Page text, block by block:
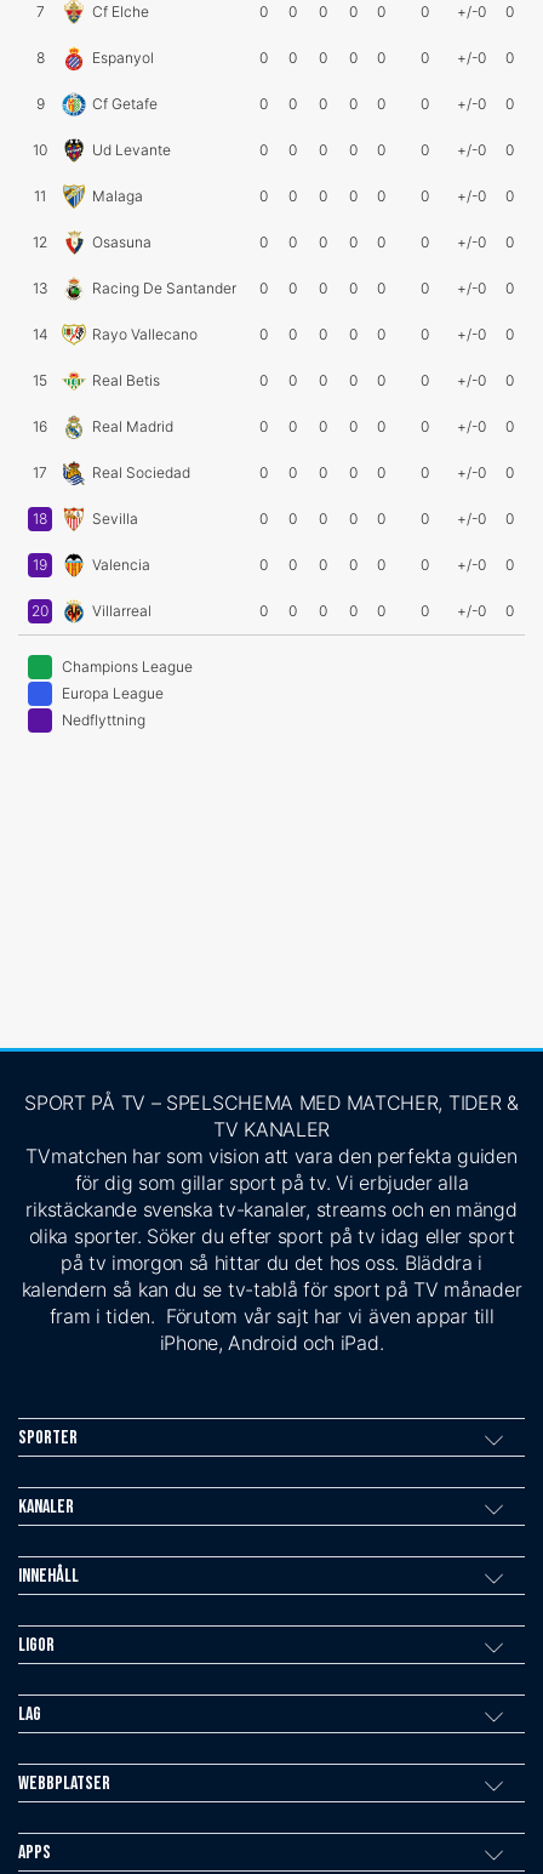
7 Cf Elche 0 0 0 0 0 0 +/-0 0
8 Espanyol 0 0 0 0 0 0 +/-0 0
9 Cf Getafe 0 0 0 0 0 0 +/-0 0
10 Ud Levante 0 0 0 0 0 0 +/-0 0
11 Malaga 0 0 0 0 0 0 +/-0 0
12 Osasuna 0 0 0 0 0 0 +/-0 0
13 Racing De Santander 0 0 0 0 0 0 +/-0 0
14 Rayo Vallecano 0 0 0 0 0 0 +/-0 0
15 Real Betis 0 0 0 0 0 0 +/-0 0
16 Real Madrid 0 0 0 0 0 0 +/-0 0
17 Real Sociedad 0 0 0 0 0 0 +/-0 0
18 Sevilla 0 0 0 0 0 0 +/-0 0
19 Valencia 0 0 0 0 0 0 +/-0 0
20 Villarreal 0 0 0 0 0 0 +/-0 0
Champions League
Europa League
Nedflyttning
SPORT PÅ TV – SPELSCHEMA MED MATCHER, TIDER &
TV KANALER
TVmatchen har som vision att vara den perfekta guiden
för dig som gillar sport på tv. Vi erbjuder alla
rikstäckande svenska tv-kanaler, streams och en mängd
olika sporter. Söker du efter sport på tv idag eller sport
på tv imorgon så hittar du det hos oss. Bläddra i
kalendern så kan du se tv-tablå för sport på TV månader
fram i tiden. Förutom vår sajt har vi även appar till
iPhone, Android och iPad.
Sporter
Kanaler
Innehåll
Ligor
Lag
Webbplatser
Apps